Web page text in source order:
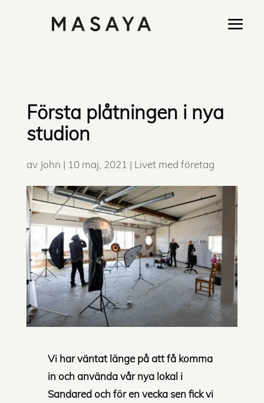
Första plåtningen i nya
studion
av John | 10 maj, 2021 | Livet med företag
Vi har väntat länge på att få komma
in och använda vår nya lokal i
Sandared och för en vecka sen fick vi